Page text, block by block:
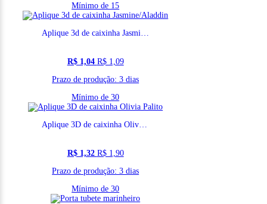
Mínimo de 15
R$ 1,04 R$ 1,09
Prazo de produção: 3 dias
Mínimo de 30
R$ 1,32 R$ 1,90
Prazo de produção: 3 dias
Mínimo de 30